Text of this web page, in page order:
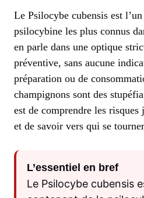
Le Psilocybe cubensis est
psilocybine les plus connus
en parle dans une optique
préventive, sans aucune
préparation ou de
champignons sont des
est de comprendre les
et de savoir vers qui se
L’essentiel en bref
Le Psilocybe cubensis